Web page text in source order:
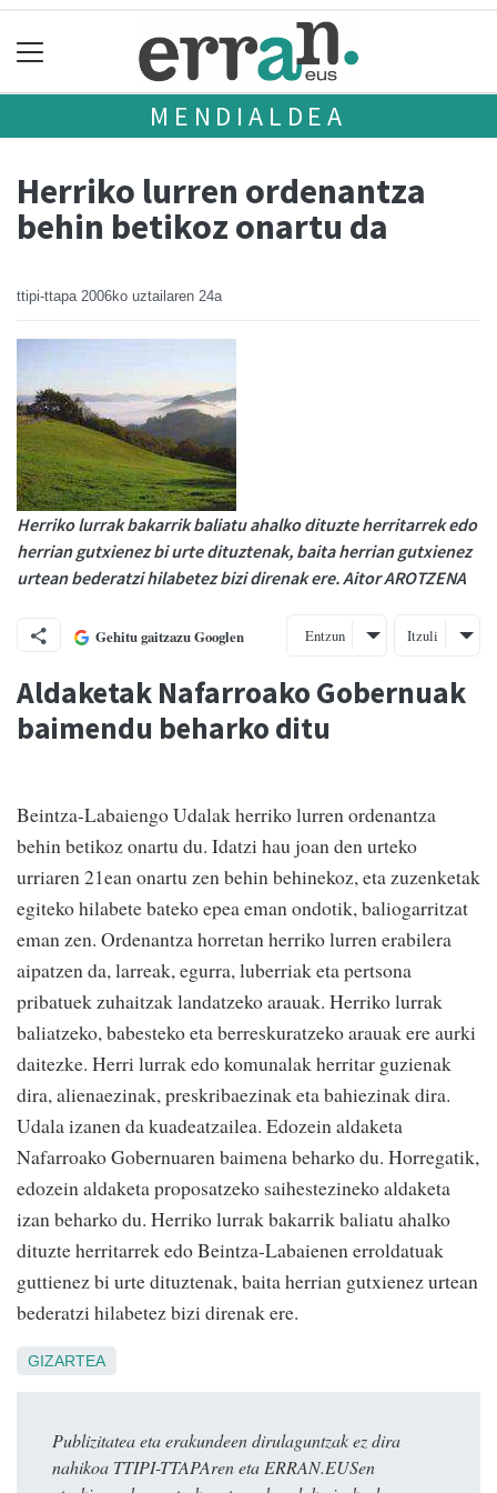
MENDIALDEA
Herriko lurren ordenantza
behin betikoz onartu da
ttipi-ttapa 2006ko uztailaren 24a
Herriko lurrak bakarrik baliatu ahalko dituzte herritarrek edo
herrian gutxienez bi urte dituztenak, baita herrian gutxienez
urtean bederatzi hilabetez bizi direnak ere. Aitor AROTZENA
Gehitu gaitzazu Googlen Entzun Itzuli
Aldaketak Nafarroako Gobernuak
baimendu beharko ditu
Beintza-Labaiengo Udalak herriko lurren ordenantza
behin betikoz onartu du. Idatzi hau joan den urteko
urriaren 21ean onartu zen behin behinekoz, eta zuzenketak
egiteko hilabete bateko epea eman ondotik, baliogarritzat
eman zen. Ordenantza horretan herriko lurren erabilera
aipatzen da, larreak, egurra, luberriak eta pertsona
pribatuek zuhaitzak landatzeko arauak. Herriko lurrak
baliatzeko, babesteko eta berreskuratzeko arauak ere aurki
daitezke. Herri lurrak edo komunalak herritar guzienak
dira, alienaezinak, preskribaezinak eta bahiezinak dira.
Udala izanen da kuadeatzailea. Edozein aldaketa
Nafarroako Gobernuaren baimena beharko du. Horregatik,
edozein aldaketa proposatzeko saihestezineko aldaketa
izan beharko du. Herriko lurrak bakarrik baliatu ahalko
dituzte herritarrek edo Beintza-Labaienen erroldatuak
guttienez bi urte dituztenak, baita herrian gutxienez urtean
bederatzi hilabetez bizi direnak ere.
GIZARTEA
Publizitatea eta erakundeen dirulaguntzak ez dira
nahikoa TTIPI-TTAPAren eta ERRAN.EUSen